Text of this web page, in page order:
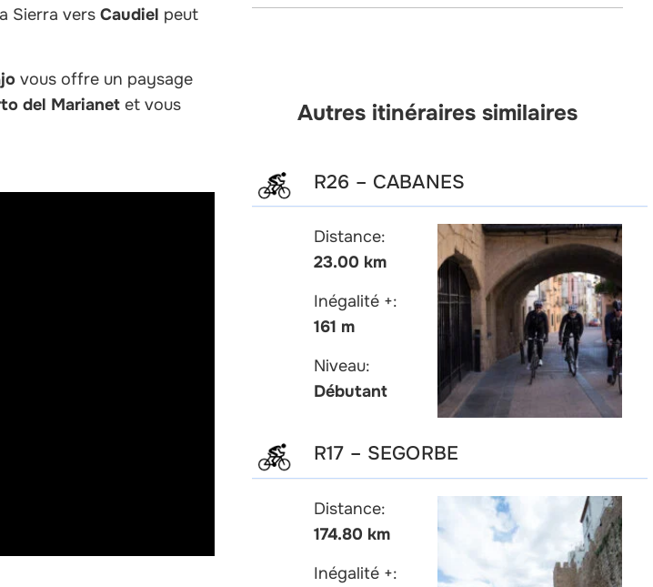
Sierra versCaudiel peut
vous offre un paysage
del Marianet et vous
Autres itinéraires similaires
R26 – CABANES
Distance:
23.00 km
Inégalité +:
161 m
Niveau:
Débutant
R17 – SEGORBE
Distance:
174.80 km
Inégalité +: